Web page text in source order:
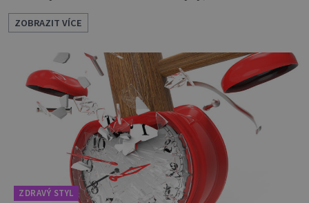
tradují, nedaří vyvrátit. Které? Večer místo
čištění snězte jablko Jedna z nejoblíbenějších
pověr už z časů našich babiček, kterou se
rozhodně nevyplatí praktikovat. Jablko
opravdu zuby nevyčistí. Obsahuje sacharidy,
které bakterie v ústech pře
ZOBRAZIT VÍCE
ZDRAVÝ STYL